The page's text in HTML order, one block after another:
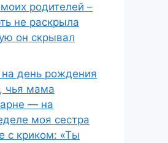
родителей –
не раскрыла
он скрывал
на день рождения
чья мама
— на
моя сестра
с криком: «Ты